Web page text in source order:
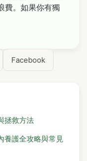
費。如果你有獨
Facebook
拯救方法
養護全攻略與常見